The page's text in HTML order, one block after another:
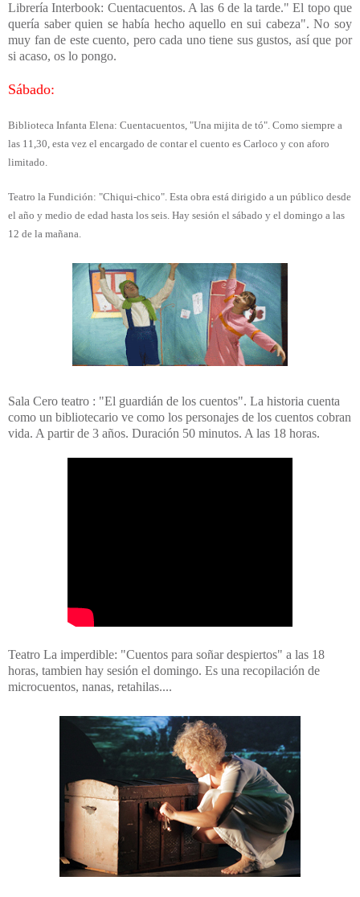
Librería Interbook: Cuentacuentos. A las 6 de la tarde." El topo que
quería saber quien se había hecho aquello en sui cabeza". No soy
muy fan de este cuento, pero cada uno tiene sus gustos, así que por
si acaso, os lo pongo.
Sábado:
Biblioteca Infanta Elena: Cuentacuentos, "Una mijita de tó". Como siempre a
las 11,30, esta vez el encargado de contar el cuento es Carloco y con aforo
limitado.
Teatro la Fundición: "Chiqui-chico". Esta obra está dirigido a un público desde
el año y medio de edad hasta los seis. Hay sesión el sábado y el domingo a las
12 de la mañana.
Sala Cero teatro : "El guardián de los cuentos". La historia cuenta
como un bibliotecario ve como los personajes de los cuentos cobran
vida. A partir de 3 años. Duración 50 minutos. A las 18 horas.
Teatro La imperdible: "Cuentos para soñar despiertos" a las 18
horas, tambien hay sesión el domingo. Es una recopilación de
microcuentos, nanas, retahilas....